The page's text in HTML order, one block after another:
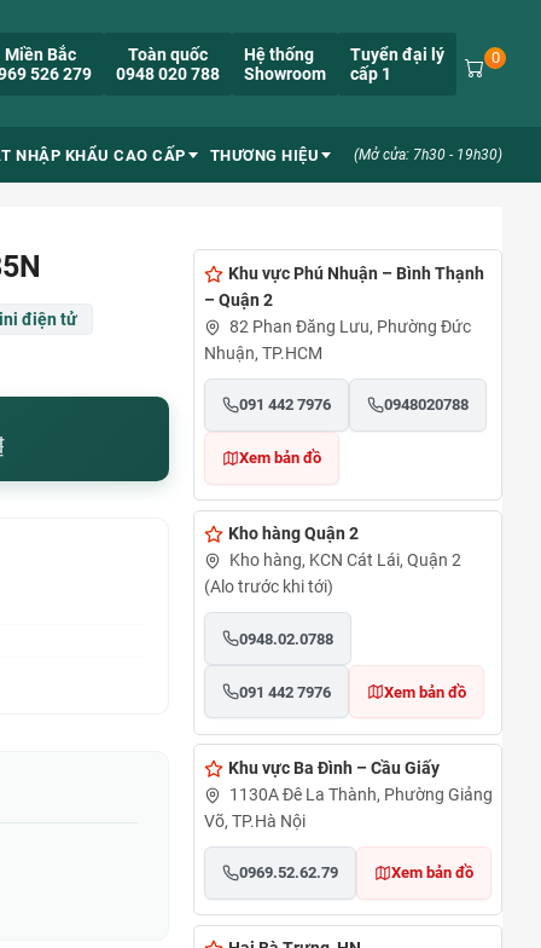
Miền Bắc
526 279
Toàn quốc
0948 020 788
Hệ thống
Showroom
Tuyển đại lý
cấp 1
0
NHẬP KHẨU CAO CẤP THƯƠNG HIỆU (Mở cửa: 7h30 - 19h30)
điện tử
Khu vực Phú Nhuận – Bình Thạnh
– Quận 2
82 Phan Đăng Lưu, Phường Đức
Nhuận, TP.HCM
091 442 7976 0948020788
Xem bản đồ
Kho hàng Quận 2
Kho hàng, KCN Cát Lái, Quận 2
(Alo trước khi tới)
0948.02.0788
091 442 7976 Xem bản đồ
Khu vực Ba Đình – Cầu Giấy
1130A Đê La Thành, Phường Giảng
Võ, TP.Hà Nội
0969.52.62.79 Xem bản đồ